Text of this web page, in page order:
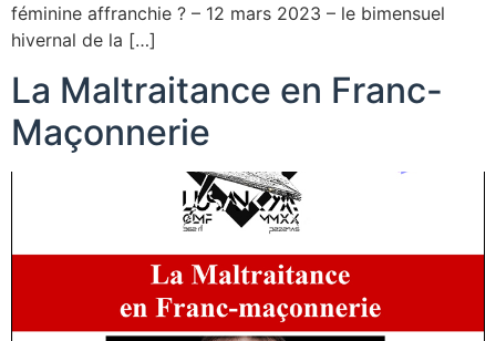
féminine affranchie ? – 12 mars 2023 – le bimensuel
hivernal de la […]
La Maltraitance en Franc-
Maçonnerie